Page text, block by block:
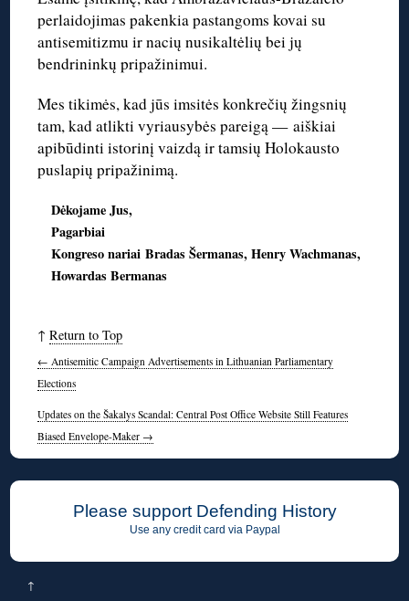
perlaidojimas pakenkia pastangoms kovai su
antisemitizmu ir nacių nusikaltėlių bei jų
bendrininkų pripažinimui.
Mes tikimės, kad jūs imsitės konkrečių žingsnių
tam, kad atlikti vyriausybės pareigą — aiškiai
apibūdinti istorinį vaizdą ir tamsių Holokausto
puslapių pripažinimą.
Dėkojame Jus,
Pagarbiai
Kongreso nariai Bradas Šermanas, Henry Wachmanas,
Howardas Bermanas
↑Return to Top
← Antisemitic Campaign Advertisements in Lithuanian Parliamentary
Elections
Updates on the Šakalys Scandal: Central Post Office Website Still Features
Biased Envelope-Maker →
Please support Defending History
Use any credit card via Paypal
↑